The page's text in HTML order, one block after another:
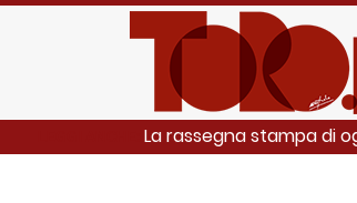
La rassegna stampa di